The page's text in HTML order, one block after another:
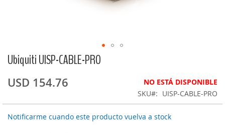
Ubiquiti UISP-CABLE-PRO
USD 154.76
NO ESTÁ DISPONIBLE
SKU
UISP-CABLE-PRO
Notificarme cuando este producto vuelva a stock
Saltar
comienzo
de
de